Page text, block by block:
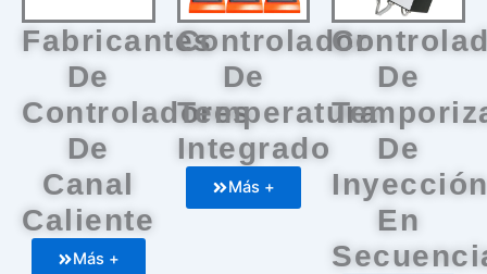
Fabricantes
De
Controladores
De
Canal
Caliente
Más +
Controlador
De
Temperatura
Integrado
Más +
De
De
En